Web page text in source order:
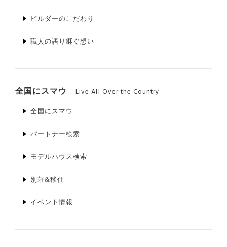
ビルダーのこだわり
職人の語り継ぐ想い
全国にスマウ Live All Over the Country
全国にスマウ
パートナー検索
モデルハウス検索
別荘&移住
イベント情報